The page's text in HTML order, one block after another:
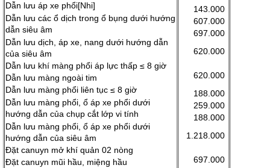
Dẫn lưu áp xe phổi[Nhi]
Dẫn lưu các ổ dịch trong ổ bụng dưới hướng
dẫn siêu âm
Dẫn lưu dịch, áp xe, nang dưới hướng dẫn
của siêu âm
Dẫn lưu khí màng phổi áp lực thấp ≤ 8 giờ
Dẫn lưu màng ngoài tim
Dẫn lưu màng phổi liên tục ≤ 8 giờ
Dẫn lưu màng phổi, ổ áp xe phổi dưới
hướng dẫn của chụp cắt lớp vi tính
Dẫn lưu màng phổi, ổ áp xe phổi dưới
hướng dẫn của siêu âm
Đặt canuyn mở khí quản 02 nòng
Đặt canuyn mũi hầu, miệng hầu
143.000
607.000
697.000
620.000
620.000
188.000
259.000
188.000
1.218.000
697.000